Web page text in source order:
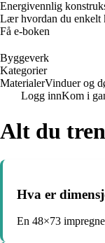
Energivennlig
Lær hvordan du enkelt
Få e-boken
Byggeverk
Kategorier
MaterialerVinduer og
Logg innKom i
Alt du
Hva er
En 48×73